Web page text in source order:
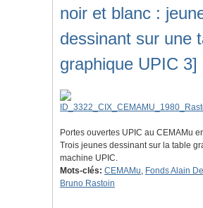
noir et blanc :
dessinant sur une
graphique UPIC 3]
Portes ouvertes UPIC au CEMAMu
Trois jeunes dessinant sur la table
machine UPIC.
Mots-clés: CEMAMu, Fonds Alain
Bruno Rastoin